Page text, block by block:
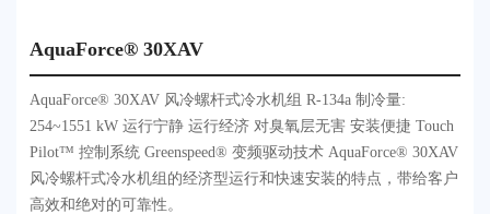
AquaForce® 30XAV
AquaForce® 30XAV 风冷螺杆式冷水机组 R-134a 制冷量:
254~1551 kW 运行宁静 运行经济 对臭氧层无害 安装便捷 Touch
Pilot™ 控制系统 Greenspeed® 变频驱动技术 AquaForce® 30XAV
风冷螺杆式冷水机组的经济型运行和快速安装的特点，带给客户
高效和绝对的可靠性。